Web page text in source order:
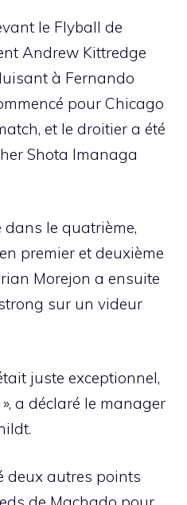
le Flyball de
Andrew Kittredge
à Fernando
pour Chicago
et le droitier a été
Shota Imanaga
dans le quatrième,
premier et deuxième
Morejon a ensuite
sur un videur
juste exceptionnel,
a déclaré le manager
deux autres points